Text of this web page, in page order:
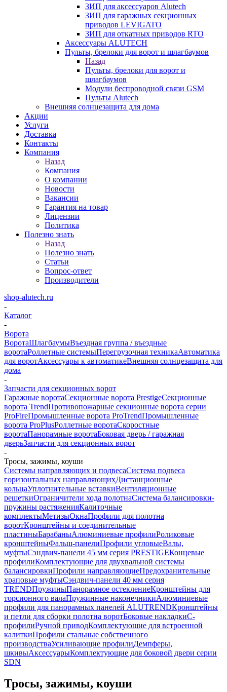
ЗИП для аксессуаров Alutech
ЗИП для гаражных секционных
приводов LEVIGATO
ЗИП для откатных приводов RTO
Аксессуары ALUTECH
Пульты, брелоки для ворот и шлагбаумов
Назад
Пульты, брелоки для ворот и
шлагбаумов
Модули беспроводной связи GSM
Пульты Alutech
Внешняя солнцезащита для дома
Акции
Услуги
Доставка
Контакты
Компания
Назад
Компания
О компании
Новости
Вакансии
Гарантия на товар
Лицензии
Политика
Полезно знать
Назад
Полезно знать
Статьи
Вопрос-ответ
Производители
shop-alutech.ru
-
Каталог
-
Ворота
ВоротаШлагбаумыВъездная группа / въездные
воротаРоллетные системыПерегрузочная техникаАвтоматика
для воротАксессуары к автоматикеВнешняя солнцезащита для
дома
-
Запчасти для секционных ворот
Гаражные воротаСекционные ворота PrestigeСекционные
ворота TrendПротивопожарные секционные ворота серии
ProFireПромышленные ворота ProTrendПромышленные
ворота ProPlusРоллетные воротаСкоростные
воротаПанорамные воротаБоковая дверь / гаражная
дверьЗапчасти для секционных ворот
-
Тросы, зажимы, коуши
Системы направляющих и подвесаСистема подвеса
горизонтальных направляющихДистанционные
кольцаУплотнительные вставкиВентиляционные
решеткиОграничители хода полотнаСистема балансировки-
пружины растяженияКалиточные
комплектыМетизыОкнаПрофили для полотна
воротКронштейны и соединительные
пластиныБарабаныАлюминиевые профилиРоликовые
кронштейныФальш-панелиПрофили угловыеВалы,
муфтыСэндвич-панели 45 мм серия PRESTIGEКонцевые
профилиКомплектующие для двухвальной системы
балансировкиПрофили направляющиеПредохранительные
храповые муфтыСэндвич-панели 40 мм серия
TRENDПружиныПанорамное остеклениеКронштейны для
торсионного валаПружинные наконечникиАлюминиевые
профили для панорамных панелей ALUTRENDКронштейны
и петли для сборки полотна воротБоковые накладкиС-
профилиРучной приводКомплектующие для встроенной
калиткиПрофили стальные собственного
производстваУсиливающие профилиДемпферы,
шкивыАксессуарыКомплектующие для боковой двери серии
SDN
Тросы, зажимы, коуши